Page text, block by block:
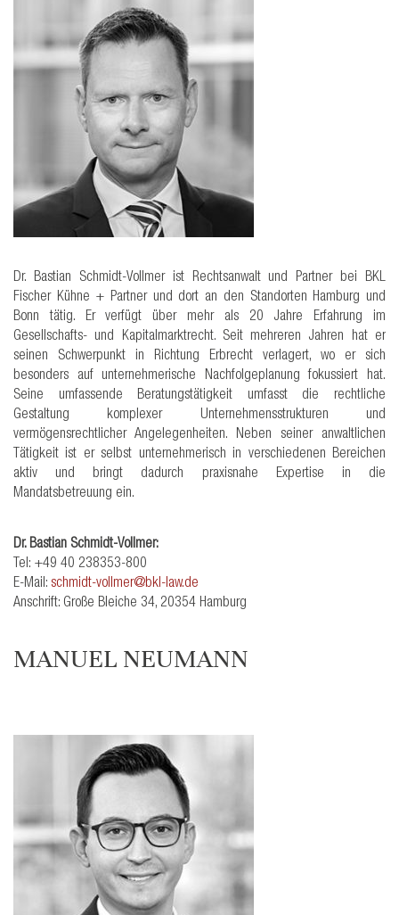
Dr. Bastian Schmidt-Vollmer ist Rechtsanwalt und Partner bei BKL
Fischer Kühne + Partner und dort an den Standorten Hamburg und
Bonn tätig. Er verfügt über mehr als 20 Jahre Erfahrung im
Gesellschafts- und Kapitalmarktrecht. Seit mehreren Jahren hat er
seinen Schwerpunkt in Richtung Erbrecht verlagert, wo er sich
besonders auf unternehmerische Nachfolgeplanung fokussiert hat.
Seine umfassende Beratungstätigkeit umfasst die rechtliche
Gestaltung komplexer Unternehmensstrukturen und
vermögensrechtlicher Angelegenheiten. Neben seiner anwaltlichen
Tätigkeit ist er selbst unternehmerisch in verschiedenen Bereichen
aktiv und bringt dadurch praxisnahe Expertise in die
Mandatsbetreuung ein.
Dr. Bastian Schmidt-Vollmer:
Tel: +49 40 238353-800
E-Mail: schmidt-vollmer@bkl-law.de
Anschrift: Große Bleiche 34, 20354 Hamburg
MANUEL NEUMANN